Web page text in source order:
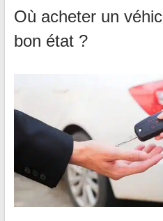
Où acheter un
bon état ?